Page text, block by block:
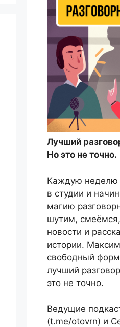
Лучший
Но это не точно.
Каждую неделю
в студии и
магию
шутим,
новости и
истории.
свободный
лучший
это не точно.
Ведущие
(t.me/otovrn) и